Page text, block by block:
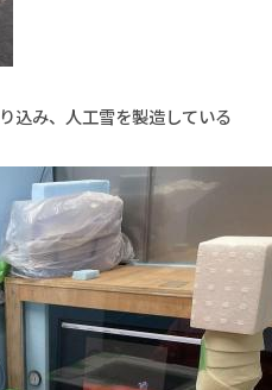
込み、人工雪を製造している